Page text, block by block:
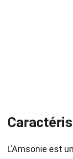
L'Amsonie est